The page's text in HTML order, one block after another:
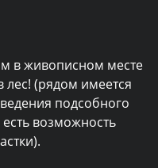
в живописном месте
лес! (рядом имеется
подсобного
возможность